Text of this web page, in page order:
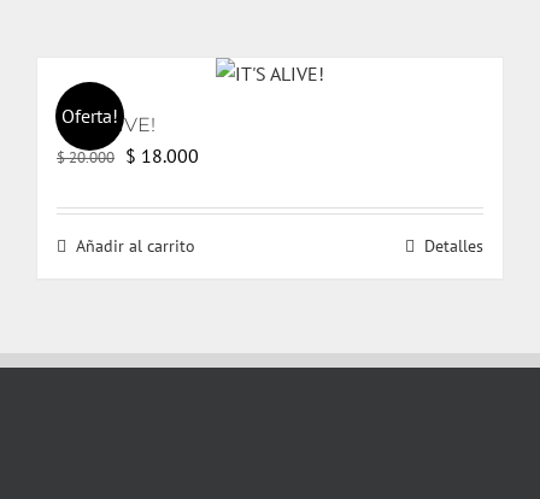
Oferta!
IT’S ALIVE!
$20.000 El
original
era:
$ 18.000
actual
Añadir al carrito Detalles